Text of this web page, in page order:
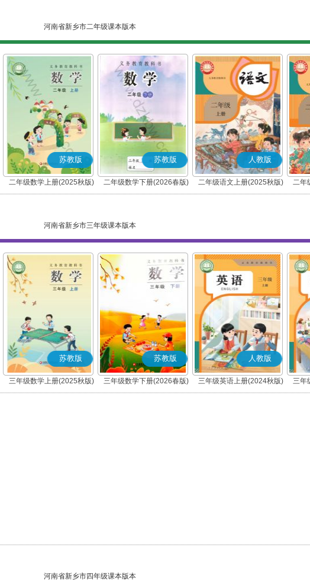
河南省新乡市二年级课本版本
苏教版
二年级数学上册(2025秋版)
苏教版
二年级数学下册(2026春版)
人教版
二年级语文上册(2025秋版)
(部编版)
二年
河南省新乡市三年级课本版本
苏教版
三年级数学上册(2025秋版)
苏教版
三年级数学下册(2026春版)
人教版
三年级英语上册(2024秋版)
(PEP)
三年
河南省新乡市四年级课本版本